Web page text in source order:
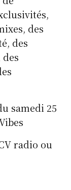
des
des
samedi 25
radio ou